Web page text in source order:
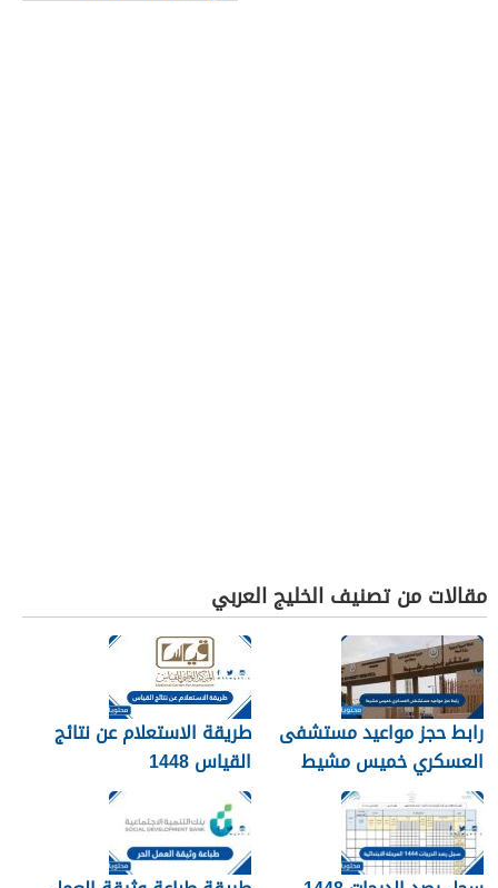
مقالات من تصنيف الخليج العربي
رابط حجز مواعيد مستشفى
العسكري خميس مشيط
1448
طريقة الاستعلام عن نتائج
القياس 1448